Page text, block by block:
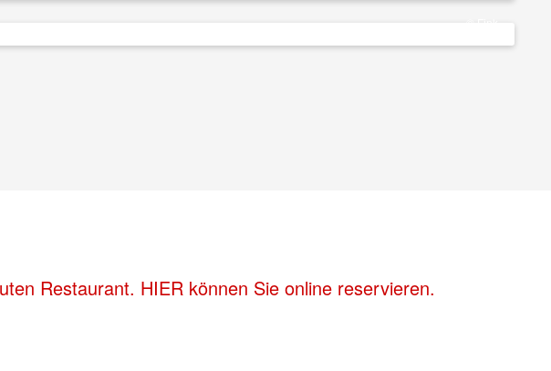
Restaurant. HIER können Sie online reservieren.